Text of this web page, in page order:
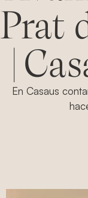
Prat
|
En Casaus